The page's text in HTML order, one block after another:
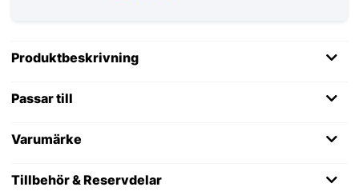
Produktbeskrivning
Passar till
Varumärke
Tillbehör & Reservdelar